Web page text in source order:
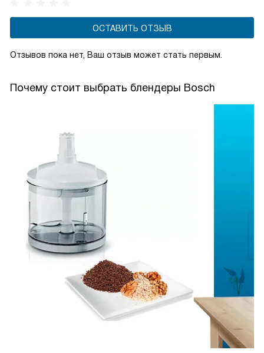
выбор для тех, кто ценит качество и функциональность.
ОСТАВИТЬ ОТЗЫВ
Отзывов пока нет, Ваш отзыв может стать первым.
Почему стоит выбрать блендеры Bosch